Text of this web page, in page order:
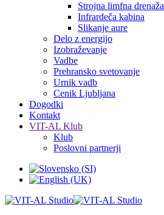
Strojna limfna drenaža
Infrardeča kabina
Slikanje aure
Delo z energijo
Izobraževanje
Vadbe
Prehransko svetovanje
Urnik vadb
Cenik Ljubljana
Dogodki
Kontakt
VIT-AL Klub
Klub
Poslovni partnerji